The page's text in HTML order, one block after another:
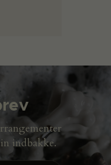
indbakke.